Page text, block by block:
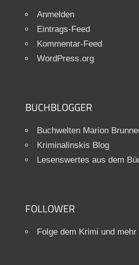
Anmelden
Eintrags-Feed
Kommentar-Feed
WordPress.org
BUCHBLOGGER
Buchwelten Marion
Kriminalinskis Blog
Lesenswertes aus dem
FOLLOWER
Folge dem Krimi und mehr